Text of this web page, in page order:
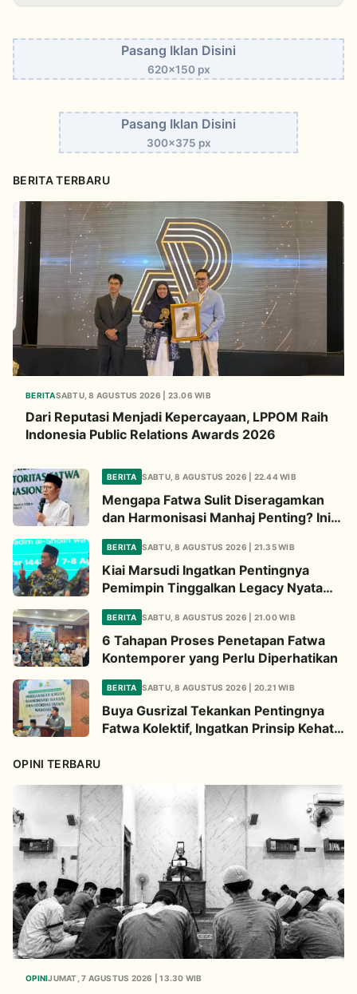
Pasang Iklan Disini
620x150 px
Pasang Iklan Disini
300x375 px
BERITA TERBARU
BERITASABTU, 8 AGUSTUS 2026 | 23.06 WIB
Dari Reputasi Menjadi Kepercayaan, LPPOM Raih
Indonesia Public Relations Awards 2026
BERITA SABTU, 8 AGUSTUS 2026 | 22.44 WIB
Mengapa Fatwa Sulit Diseragamkan
dan Harmonisasi Manhaj Penting? Ini
BERITA SABTU, 8 AGUSTUS 2026 | 21.35 WIB
Kiai Marsudi Ingatkan Pentingnya
Pemimpin Tinggalkan Legacy Nyata
BERITA SABTU, 8 AGUSTUS 2026 | 21.00 WIB
6 Tahapan Proses Penetapan Fatwa
Kontemporer yang Perlu Diperhatikan
BERITA SABTU, 8 AGUSTUS 2026 | 20.21 WIB
Buya Gusrizal Tekankan Pentingnya
Fatwa Kolektif, Ingatkan Prinsip Kehati-
OPINI TERBARU
OPINIJUMAT, 7 AGUSTUS 2026 | 13.30 WIB